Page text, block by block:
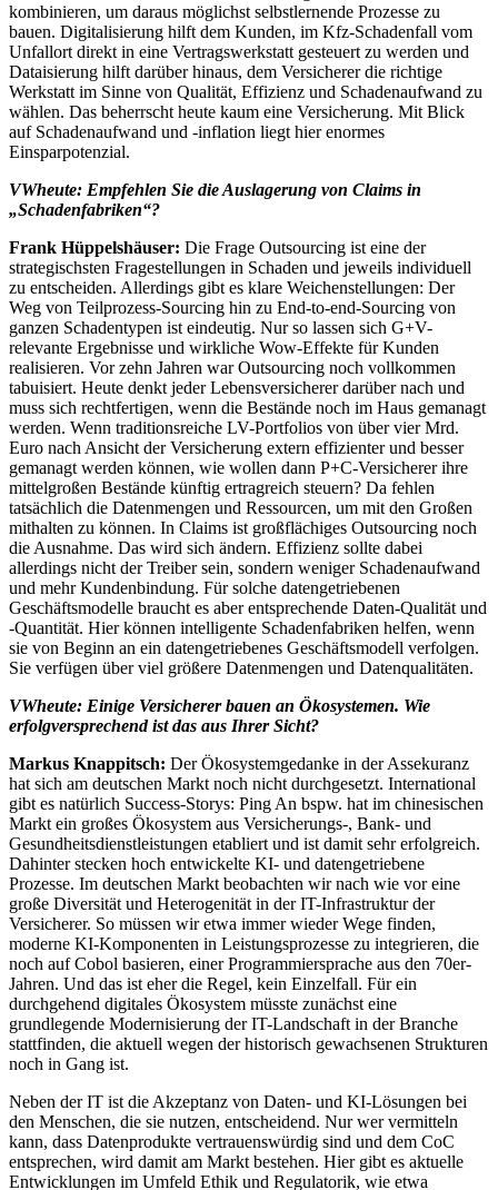
kombinieren, um daraus möglichst selbstlernende Prozesse zu
bauen. Digitalisierung hilft dem Kunden, im Kfz-Schadenfall vom
Unfallort direkt in eine Vertragswerkstatt gesteuert zu werden und
Dataisierung hilft darüber hinaus, dem Versicherer die richtige
Werkstatt im Sinne von Qualität, Effizienz und Schadenaufwand zu
wählen. Das beherrscht heute kaum eine Versicherung. Mit Blick
auf Schadenaufwand und -inflation liegt hier enormes
Einsparpotenzial.
VWheute: Empfehlen Sie die Auslagerung von Claims in
„Schadenfabriken“?
Frank Hüppelshäuser: Die Frage Outsourcing ist eine der
strategischsten Fragestellungen in Schaden und jeweils individuell
zu entscheiden. Allerdings gibt es klare Weichenstellungen: Der
Weg von Teilprozess-Sourcing hin zu End-to-end-Sourcing von
ganzen Schadentypen ist eindeutig. Nur so lassen sich G+V-
relevante Ergebnisse und wirkliche Wow-Effekte für Kunden
realisieren. Vor zehn Jahren war Outsourcing noch vollkommen
tabuisiert. Heute denkt jeder Lebensversicherer darüber nach und
muss sich rechtfertigen, wenn die Bestände noch im Haus gemanagt
werden. Wenn traditionsreiche LV-Portfolios von über vier Mrd.
Euro nach Ansicht der Versicherung extern effizienter und besser
gemanagt werden können, wie wollen dann P+C-Versicherer ihre
mittelgroßen Bestände künftig ertragreich steuern? Da fehlen
tatsächlich die Datenmengen und Ressourcen, um mit den Großen
mithalten zu können. In Claims ist großflächiges Outsourcing noch
die Ausnahme. Das wird sich ändern. Effizienz sollte dabei
allerdings nicht der Treiber sein, sondern weniger Schadenaufwand
und mehr Kundenbindung. Für solche datengetriebenen
Geschäftsmodelle braucht es aber entsprechende Daten-Qualität und
-Quantität. Hier können intelligente Schadenfabriken helfen, wenn
sie von Beginn an ein datengetriebenes Geschäftsmodell verfolgen.
Sie verfügen über viel größere Datenmengen und Datenqualitäten.
VWheute: Einige Versicherer bauen an Ökosystemen. Wie
erfolgversprechend ist das aus Ihrer Sicht?
Markus Knappitsch: Der Ökosystemgedanke in der Assekuranz
hat sich am deutschen Markt noch nicht durchgesetzt. International
gibt es natürlich Success-Storys: Ping An bspw. hat im chinesischen
Markt ein großes Ökosystem aus Versicherungs-, Bank- und
Gesundheitsdienstleistungen etabliert und ist damit sehr erfolgreich.
Dahinter stecken hoch entwickelte KI- und datengetriebene
Prozesse. Im deutschen Markt beobachten wir nach wie vor eine
große Diversität und Heterogenität in der IT-Infrastruktur der
Versicherer. So müssen wir etwa immer wieder Wege finden,
moderne KI-Komponenten in Leistungsprozesse zu integrieren, die
noch auf Cobol basieren, einer Programmiersprache aus den 70er-
Jahren. Und das ist eher die Regel, kein Einzelfall. Für ein
durchgehend digitales Ökosystem müsste zunächst eine
grundlegende Modernisierung der IT-Landschaft in der Branche
stattfinden, die aktuell wegen der historisch gewachsenen Strukturen
noch in Gang ist.
Neben der IT ist die Akzeptanz von Daten- und KI-Lösungen bei
den Menschen, die sie nutzen, entscheidend. Nur wer vermitteln
kann, dass Datenprodukte vertrauenswürdig sind und dem CoC
entsprechen, wird damit am Markt bestehen. Hier gibt es aktuelle
Entwicklungen im Umfeld Ethik und Regulatorik, wie etwa